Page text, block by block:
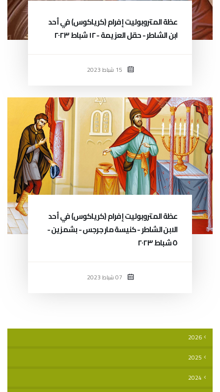
عظة المتروبوليت إفرام (كرياكوس) في أحد
ابن الشاطر - حقل العزيمة - ١٢ شباط ٢٠٢٣
عظة المتروبوليت إفرام (كرياكوس) في أحد
الابن الشاطر - كنيسة مار جرجس - بشمزين -
٥ شباط ٢٠٢٣
2026
2025
2024